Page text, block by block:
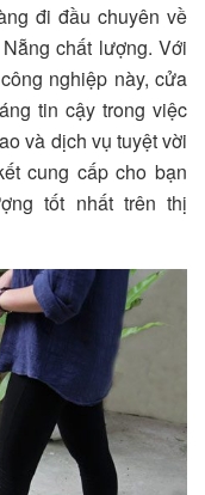
đi đầu chuyên về
chất lượng. Với
nghiệp này, cửa
tin cậy trong việc
và dịch vụ tuyệt vời
cung cấp cho bạn
tốt nhất trên thị